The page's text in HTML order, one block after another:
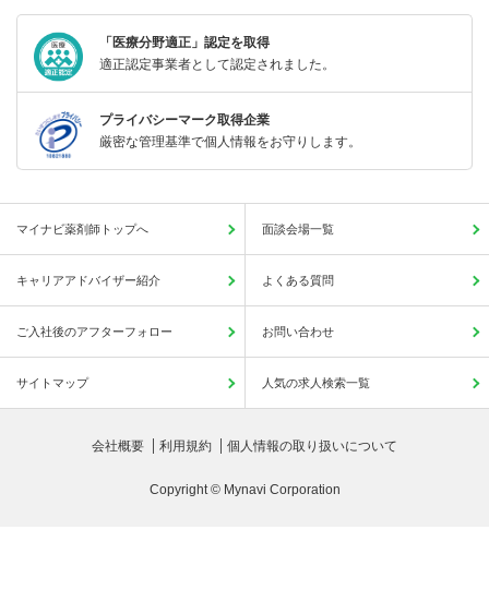
「医療分野適正」認定を取得
適正認定事業者として認定されました。
プライバシーマーク取得企業
厳密な管理基準で個人情報をお守りします。
マイナビ薬剤師トップへ 面談会場一覧
キャリアアドバイザー紹介 よくある質問
ご入社後のアフターフォロー お問い合わせ
サイトマップ 人気の求人検索一覧
会社概要 利用規約 個人情報の取り扱いについて
Copyright © Mynavi Corporation